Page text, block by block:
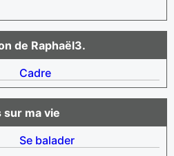
de Raphaël3.
Cadre
sur ma vie
Se balader